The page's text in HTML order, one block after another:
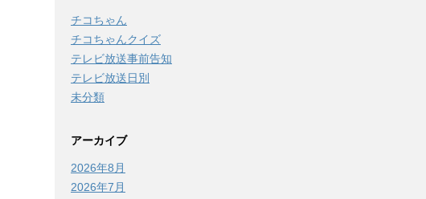
チコちゃん
チコちゃんクイズ
テレビ放送事前告知
テレビ放送日別
未分類
アーカイブ
2026年8月
2026年7月